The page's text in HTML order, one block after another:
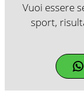
Vuoi essere
sport,